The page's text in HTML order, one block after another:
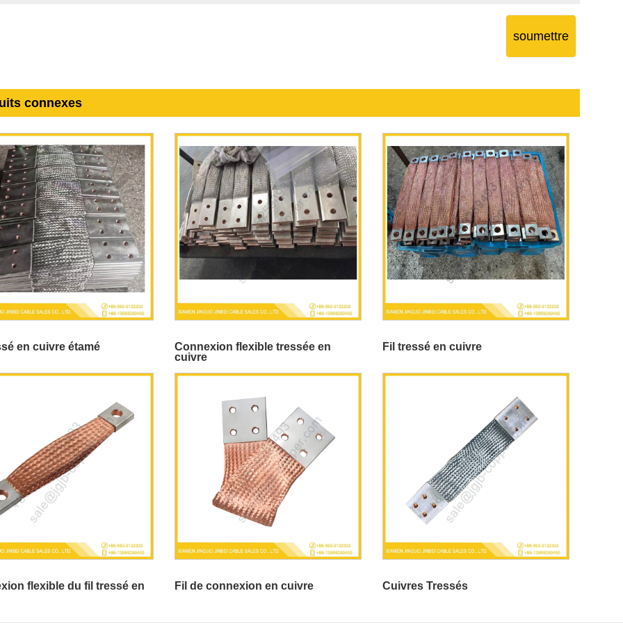
soumettre
connexes
en cuivre étamé
Connexion flexible tressée en
cuivre
Fil tressé en cuivre
flexible du fil tressé en Fil de connexion en cuivre Cuivres Tressés